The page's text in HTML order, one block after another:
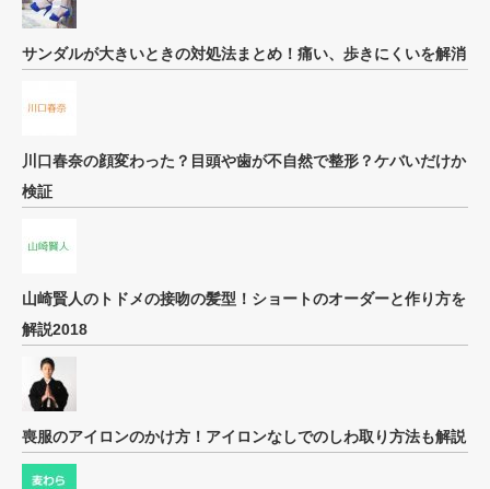
サンダルが大きいときの対処法まとめ！痛い、歩きにくいを解消
川口春奈の顔変わった？目頭や歯が不自然で整形？ケバいだけか
検証
山崎賢人のトドメの接吻の髪型！ショートのオーダーと作り方を
解説2018
喪服のアイロンのかけ方！アイロンなしでのしわ取り方法も解説